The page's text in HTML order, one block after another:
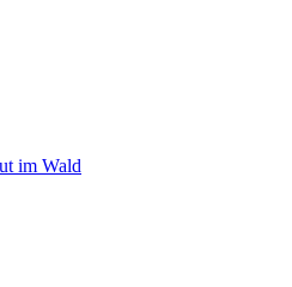
im Wald